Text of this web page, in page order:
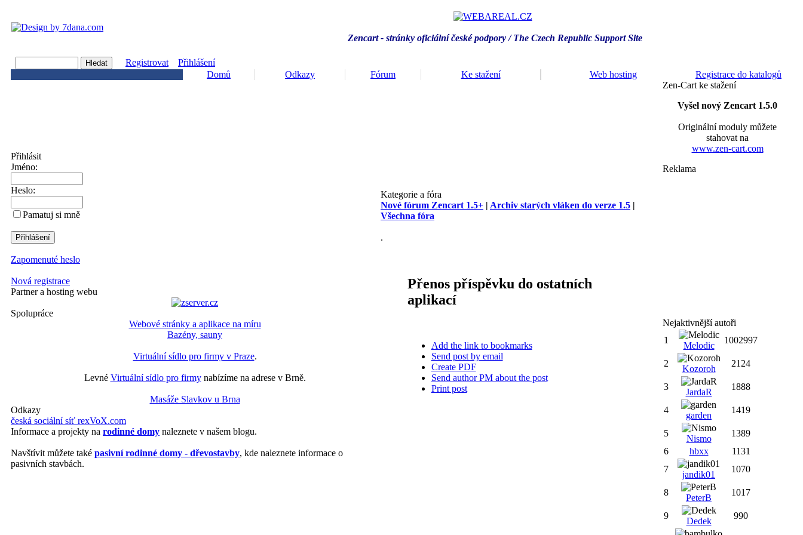
Zencart - stránky oficiální české podpory / The Czech Republic Support Site
Registrovat
Přihlášení
Domů
Odkazy Fórum Ke stažení Web hosting Registrace do katalogů
Přihlásit
Jméno:
Heslo:
Pamatuj si mně
Zapomenuté heslo
Nová registrace
Partner a hosting webu
Spolupráce
Webové stránky a aplikace na míru
Bazény, sauny
Virtuální sídlo pro firmy v Praze.
Levné Virtuální sídlo pro firmynabízíme na adrese v Brně.
Masáže Slavkov u Brna
Odkazy
česká sociální síť rexVoX.com
Informace a projekty na rodinné domy naleznete v našem blogu.
Navštívit můžete také pasivní rodinné domy - dřevostavby, kde naleznete informace o
pasivních stavbách.
Kategorie a fóra
Nové fórum Zencart 1.5+ | Archiv starých vláken do verze 1.5 |
Všechna fóra
.
Přenos příspěvku do ostatních
aplikací
Add the link to bookmarks
Send post by email
Create PDF
Send author PM about the post
Print post
Zen-Cart ke stažení
Vyšel nový Zencart 1.5.0
Originální moduly můžete
stahovat na
www.zen-cart.com
Reklama
Nejaktivnější autoři
1
Melodic
1002997
2
Kozoroh
2124
3
JardaR
1888
4
garden
1419
5
Nismo
1389
6
hbxx
1131
7
jandik01
1070
8
PeterB
1017
9
Dedek
990